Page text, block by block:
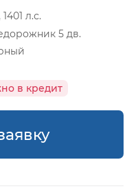
л.с.
5 дв.
в кредит